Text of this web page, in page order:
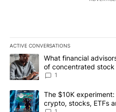
ACTIVE CONVERSATIONS
The following is a list of the
A trending article titled "What
What financial
of concentrated
1
A trending article titled "The
The $10K
crypto, stocks, ETFs